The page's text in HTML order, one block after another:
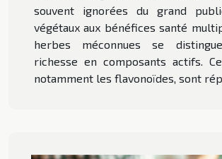
souvent ignorées du grand
végétaux aux bénéfices santé
herbes méconnues se
richesse en composants actifs.
notamment les flavonoïdes, sont